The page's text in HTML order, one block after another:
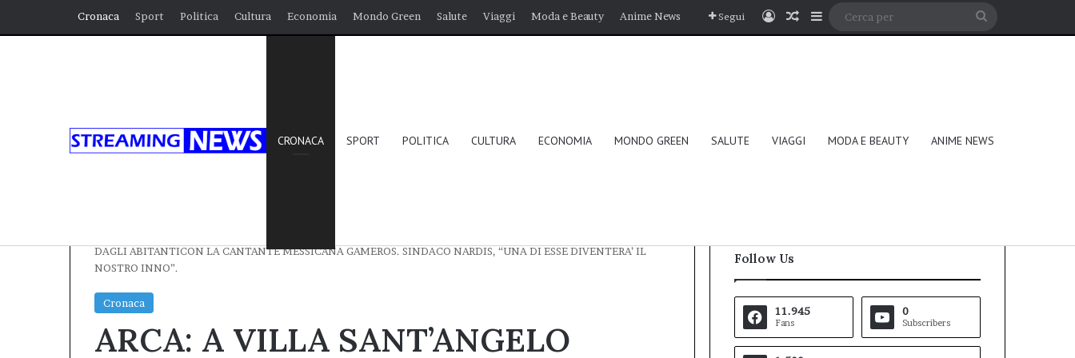
Cronaca Sport Politica Cultura Economia Mondo Green Salute Viaggi Moda e Beauty Anime News Segui AccediUn articolo a caso
Barra laterale
CRONACA SPORT POLITICA CULTURA ECONOMIA MONDO GREEN SALUTE VIAGGI MODA E BEAUTY ANIME NEWS
DAGLI ABITANTICON LA CANTANTE MESSICANA GAMEROS. SINDACO NARDIS, “UNA DI ESSE DIVENTERA’ IL
NOSTRO INNO”.
Cronaca
ARCA: A VILLA SANT’ANGELO
Follow Us
11.945
Fans
0
Subscribers